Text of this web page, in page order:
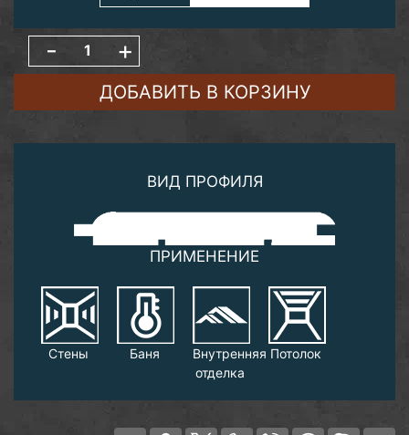
- +
ДОБАВИТЬ В КОРЗИНУ
ВИД ПРОФИЛЯ
ПРИМЕНЕНИЕ
Стены Баня
Внутренняя
отделка
Потолок